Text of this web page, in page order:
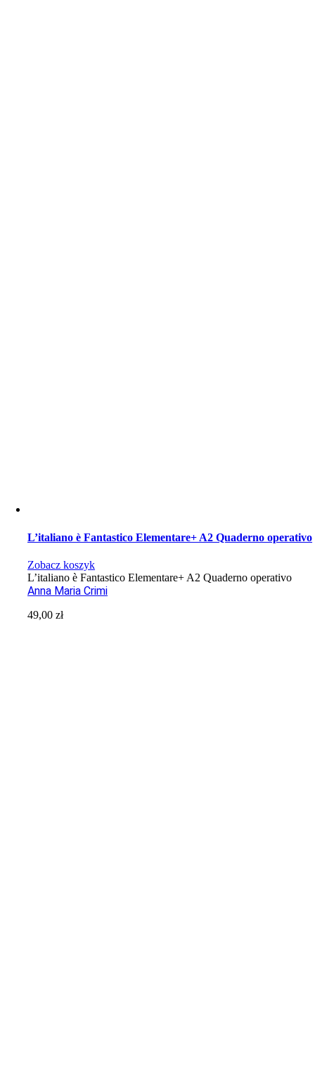
L’italiano è Fantastico Elementare+ A2 Quaderno operativo
Zobacz koszyk
L’italiano è Fantastico Elementare+ A2 Quaderno operativo
Anna Maria Crimi
49,00zł